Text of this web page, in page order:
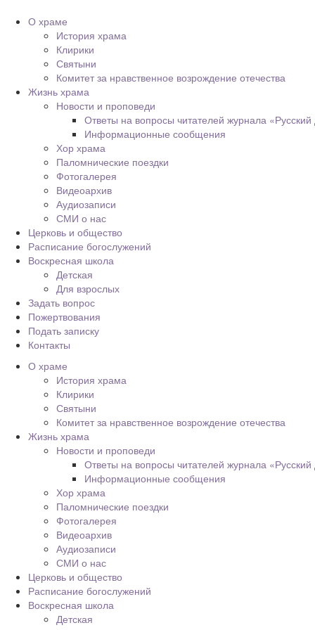
О храме
История храма
Клирики
Святыни
Комитет за нравственное возрождение отечества
Жизнь храма
Новости и проповеди
Ответы на вопросы читателей журнала
Информационные сообщения
Хор храма
Паломнические поездки
Фотогалерея
Видеоархив
Аудиозаписи
СМИ о нас
Церковь и общество
Расписание богослужений
Воскресная школа
Детская
Для взрослых
Задать вопрос
Пожертвования
Подать записку
Контакты
О храме
История храма
Клирики
Святыни
Комитет за нравственное возрождение отечества
Жизнь храма
Новости и проповеди
Ответы на вопросы читателей журнала
Информационные сообщения
Хор храма
Паломнические поездки
Фотогалерея
Видеоархив
Аудиозаписи
СМИ о нас
Церковь и общество
Расписание богослужений
Воскресная школа
Детская